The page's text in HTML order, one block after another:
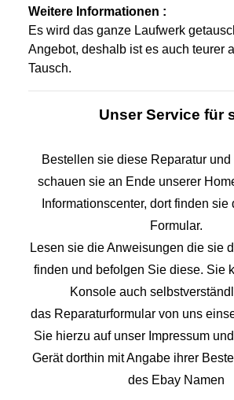
Weitere Informationen :
Es wird das ganze Laufwerk
Angebot, deshalb ist es auch teurer
Tausch.
Unser Service für
Bestellen sie diese Reparatur
schauen sie an Ende unserer
Informationscenter, dort finden sie
Formular.
Lesen sie die Anweisungen die sie
finden und befolgen Sie diese. Sie
Konsole auch
das Reparaturformular von uns
Sie hierzu auf unser Impressum
Gerät dorthin mit Angabe ihrer
des Ebay Namen